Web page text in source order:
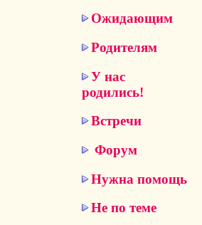
Ожидающим
Родителям
У нас
родились!
Встречи
Форум
Нужна помощь
Не по теме